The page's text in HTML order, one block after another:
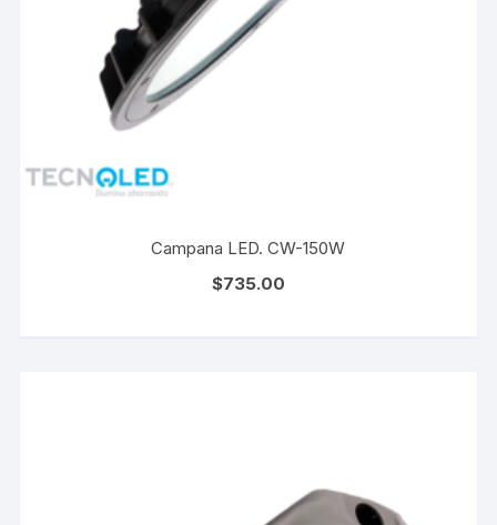
Campana LED. CW-150W
$735.00